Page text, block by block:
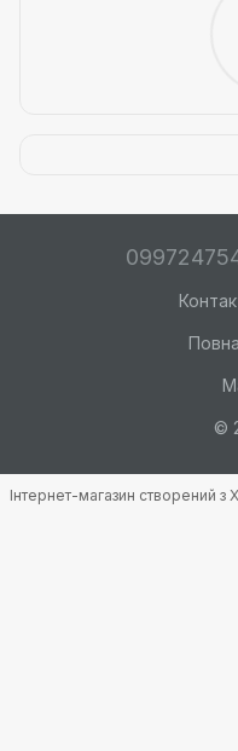
©
Інтернет-магазин створений з